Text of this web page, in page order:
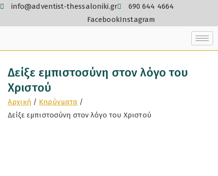
info@adventist-thessaloniki.gr
690 644 4664
FacebookInstagram
Δείξε εμπιστοσύνη στον λόγο του
Χριστού
Αρχική
Κηρύγματα
Δείξε εμπιστοσύνη στον λόγο του Χριστού